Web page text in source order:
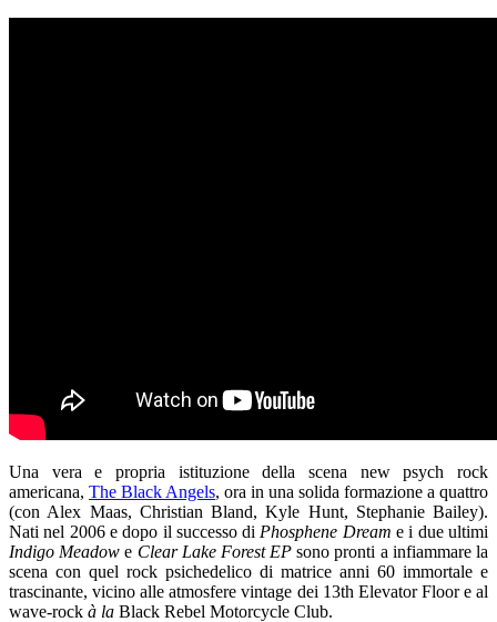
Una vera e propria istituzione della scena new psych rock
americana, The Black Angels, ora in una solida formazione a quattro
(con Alex Maas, Christian Bland, Kyle Hunt, Stephanie Bailey).
Nati nel 2006 e dopo il successo di Phosphene Dream e i due ultimi
Indigo Meadow e Clear Lake Forest EP sono pronti a infiammare la
scena con quel rock psichedelico di matrice anni 60 immortale e
trascinante, vicino alle atmosfere vintage dei 13th Elevator Floor e al
wave-rock à la Black Rebel Motorcycle Club.